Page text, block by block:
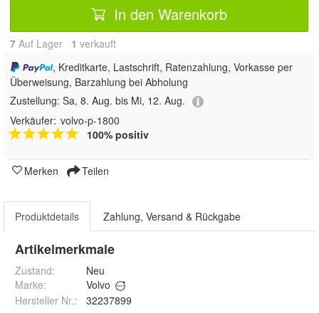
In den Warenkorb
7 Auf Lager 1 verkauft
, Kreditkarte, Lastschrift, Ratenzahlung, Vorkasse per
Überweisung, Barzahlung bei Abholung
Zustellung: Sa, 8. Aug. bis Mi, 12. Aug.
Verkäufer: volvo-p-1800
100% positiv
Merken Teilen
Produktdetails Zahlung, Versand & Rückgabe
Artikelmerkmale
Zustand:
Neu
Marke:
Volvo
Hersteller Nr.:
32237899